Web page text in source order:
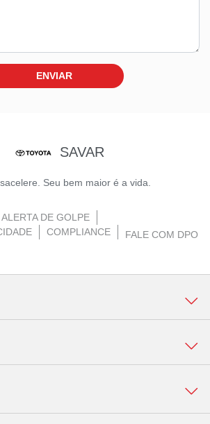
ENVIAR
SAVAR
Seu bem maior é a vida.
ALERTA DE GOLPE
COMPLIANCE FALE COM DPO